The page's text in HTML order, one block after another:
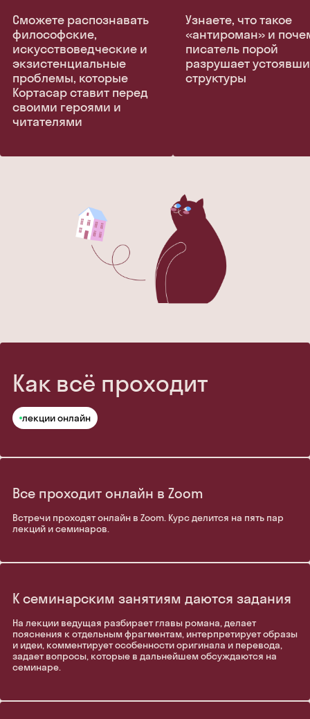
Сможете распознавать
философские,
искусствоведческие и
экзистенциальные
проблемы, которые
Кортасар ставит перед
своими героями и
читателями
Узнаете, что такое
«антироман» и
писатель порой
разрушает
структуры
Как всё проходит
лекции онлайн
Все проходит онлайн в Zoom
Встречи проходят онлайн в Zoom. Курс делится на пять пар
лекций и семинаров.
К семинарским занятиям даются задания
На лекции ведущая разбирает главы романа, делает
пояснения к отдельным фрагментам, интерпретирует образы
и идеи, комментирует особенности оригинала и перевода,
задает вопросы, которые в дальнейшем обсуждаются на
семинаре.